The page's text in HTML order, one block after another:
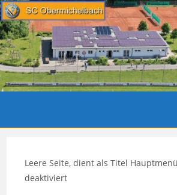
Zum
Inhalt
springen
Leere Seite, dient als Titel
deaktiviert